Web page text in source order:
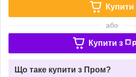
Купити
або
Купити з
Що таке купити з Пром?